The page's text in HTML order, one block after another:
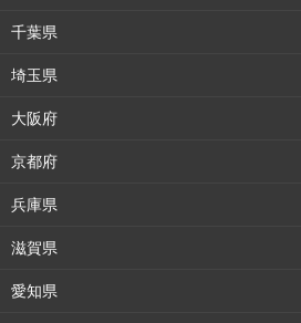
千葉県
埼玉県
大阪府
京都府
兵庫県
滋賀県
愛知県